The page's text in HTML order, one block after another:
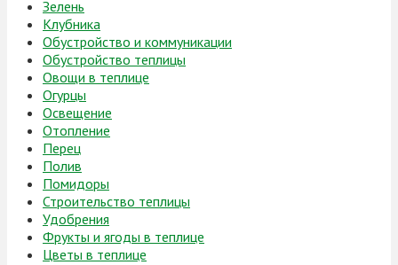
Зелень
Клубника
Обустройство и коммуникации
Обустройство теплицы
Овощи в теплице
Огурцы
Освещение
Отопление
Перец
Полив
Помидоры
Строительство теплицы
Удобрения
Фрукты и ягоды в теплице
Цветы в теплице